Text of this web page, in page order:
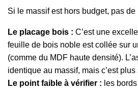
Si le massif est hors budget, pas de
Le placage bois : C’est une
feuille de bois noble est collée sur
(comme du MDF haute densité).
identique au massif, mais c’est
Le point faible à vérifier : les